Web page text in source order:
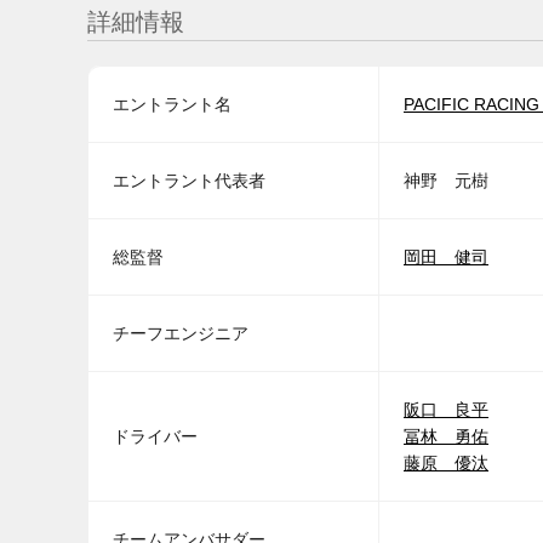
詳細情報
エントラント名 PACIFIC
エントラント代表者 神野 元樹
総監督 岡田 健司
チーフエンジニア
ドライバー
阪口 良平
冨林 勇佑
藤原 優汰